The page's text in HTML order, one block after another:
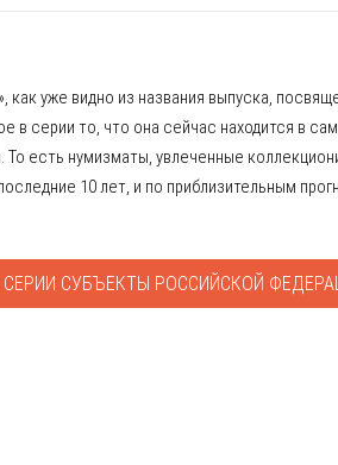
уже видно из названия выпуска,
серии то, что она сейчас находится в
есть нумизматы, увлеченные
10 лет, и по приблизительным
СУБЪЕКТЫ РОССИЙСКОЙ